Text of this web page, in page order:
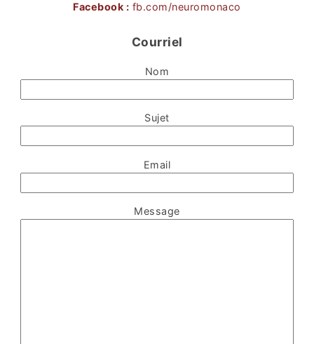
Facebook : fb.com/neuromonaco
Courriel
Nom
Sujet
Email
Message